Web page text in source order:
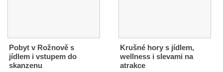
Pobyt v Rožnově s
jídlem i vstupem do
skanzenu
Krušné hory s jídlem,
wellness i slevami na
atrakce